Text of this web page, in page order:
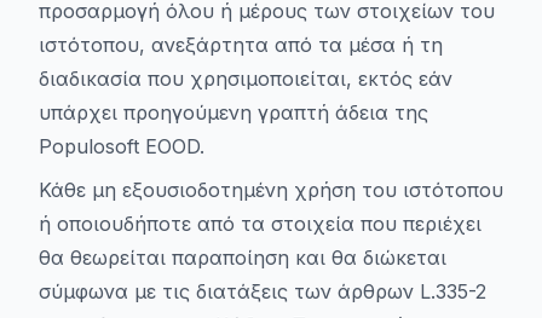
προσαρμογή όλου ή μέρους των στοιχείων του
ιστότοπου, ανεξάρτητα από τα μέσα ή τη
διαδικασία που χρησιμοποιείται, εκτός εάν
υπάρχει προηγούμενη γραπτή άδεια της
Populosoft EOOD.
Κάθε μη εξουσιοδοτημένη χρήση του ιστότοπου
ή οποιουδήποτε από τα στοιχεία που περιέχει
θα θεωρείται παραποίηση και θα διώκεται
σύμφωνα με τις διατάξεις των άρθρων L.335-2